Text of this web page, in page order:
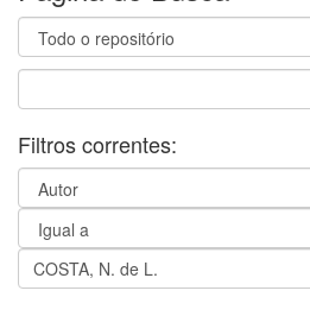
Filtros correntes: